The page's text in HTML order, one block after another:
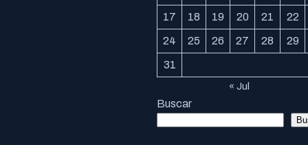
17 18 19 20 21 22
24 25 26 27 28 29
31
« Jul
Buscar